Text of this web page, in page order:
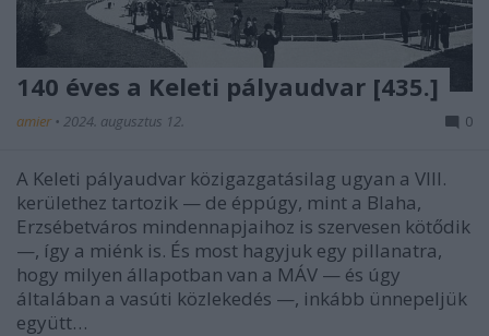
140 éves a Keleti pályaudvar [435.]
amier • 2024. augusztus 12. 0
A Keleti pályaudvar közigazgatásilag ugyan a VIII.
kerülethez tartozik — de éppúgy, mint a Blaha,
Erzsébetváros mindennapjaihoz is szervesen kötődik
—, így a miénk is. És most hagyjuk egy pillanatra,
hogy milyen állapotban van a MÁV — és úgy
általában a vasúti közlekedés —, inkább ünnepeljük
együtt…